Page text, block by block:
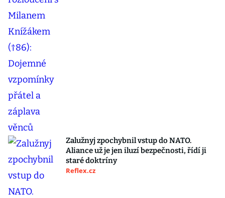
Zalužnyj zpochybnil vstup do NATO.
Aliance už je jen iluzí bezpečnosti, řídí ji
staré doktríny
Reflex.cz